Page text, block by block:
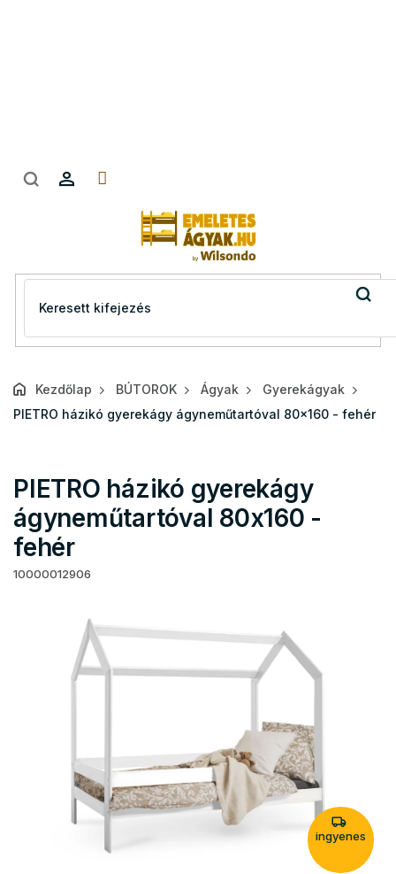
Kezdőlap BÚTOROK Ágyak
Gyerekágyak
PIETRO házikó gyerekágy ágyneműtartóval 80x160 - fehér
PIETRO házikó gyerekágy
ágyneműtartóval 80x160 -
fehér
10000012906
ingyenes